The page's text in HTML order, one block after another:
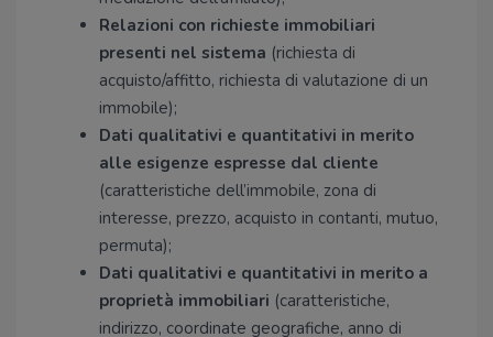
Relazioni con richieste immobiliari
presenti nel sistema (richiesta di
acquisto/affitto, richiesta di valutazione di un
immobile);
Dati qualitativi e quantitativi in merito
alle esigenze espresse dal cliente
(caratteristiche dell’immobile, zona di
interesse, prezzo, acquisto in contanti, mutuo,
permuta);
Dati qualitativi e quantitativi in merito a
proprietà immobiliari (caratteristiche,
indirizzo, coordinate geografiche, anno di